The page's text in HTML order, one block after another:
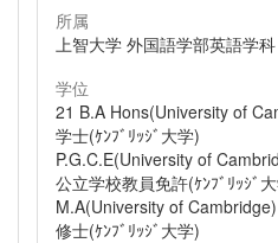
所属
上智大学 外国語学部英語学
学位
21 B.A Hons(University of
学士(ｹﾝﾌﾞﾘｯｼﾞ大学)
P.G.C.E(University of
公立学校教員免許(ｹﾝﾌﾞﾘｯｼﾞ
M.A(University of Cambridge)
修士(ｹﾝﾌﾞﾘｯｼﾞ大学)